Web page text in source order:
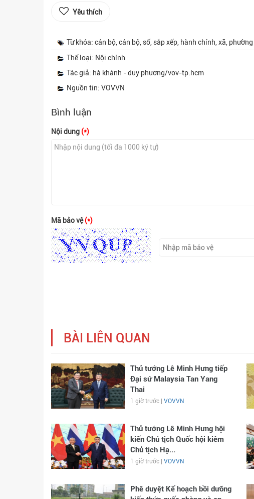
Yêu thích
Từ khóa: cán bộ, cán bộ, số, sắp xếp, hành chính, xã, phường
Thể loại: Nội chính
Tác giả: hà khánh - duy phương/vov-tp.hcm
Nguồn tin: VOVVN
Bình luận
Nội dung (*)
Mã bảo vệ(*)
BÀI LIÊN QUAN
Thủ tướng Lê Minh Hưng tiếp
Đại sứ Malaysia Tan Yang
Thai
1 giờ trước | VOVVN
Thủ tướng Lê Minh Hưng hội
kiến Chủ tịch Quốc hội kiêm
Chủ tịch Hạ...
1 giờ trước | VOVVN
Phê duyệt Kế hoạch bồi dưỡng